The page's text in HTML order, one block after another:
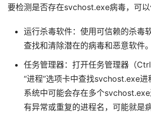
要检测是否存在svchost.exe病毒，可以
运行杀毒软件：使用可信赖的杀毒
查找和清除潜在的病毒和恶意软件。
任务管理器：打开任务管理器（
“进程”选项卡中查找svchost.exe进
系统中可能会存在多个
有异常或重复的进程名，可能就是